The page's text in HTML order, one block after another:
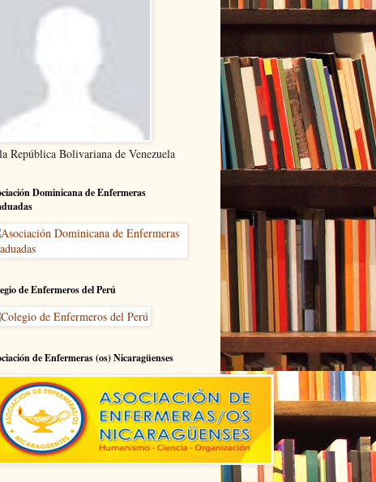
República Bolivariana de Venezuela
Dominicana de Enfermeras
de Enfermeros del Perú
de Enfermeras (os) Nicaragüenses